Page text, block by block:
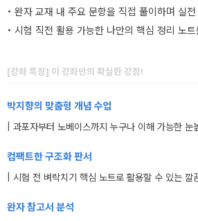
• 완자 교재 내 주요 문항을 직접 풀이하며 실
• 시험 직전 활용 가능한 나만의 핵심 정리 노
[강좌 특징] 이 강좌만의 확실한 강점!
박지향의 맞춤형 개념 수업
| 과포자부터 노베이스까지 누구나 이해 가능한
컴팩트한 구조화 판서
| 시험 전 벼락치기 핵심 노트로 활용할 수 있는
완자 참고서 분석